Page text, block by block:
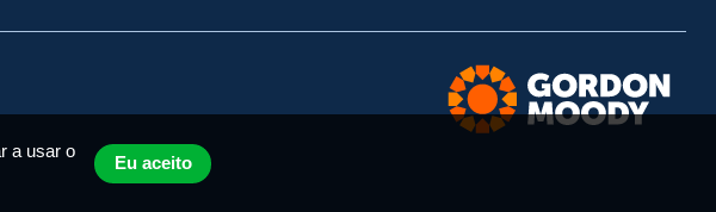
a usar o
Eu aceito